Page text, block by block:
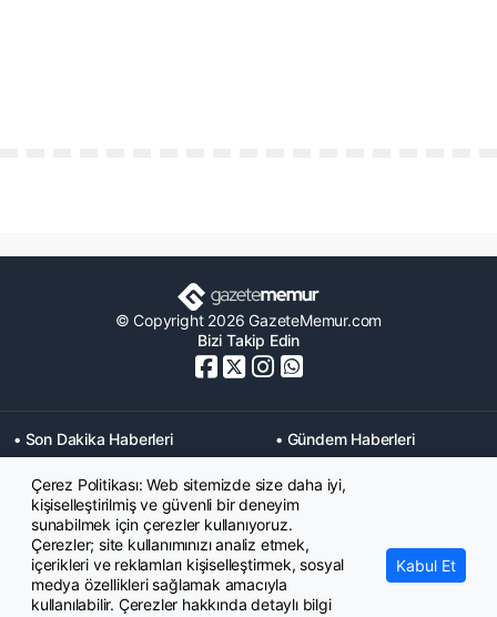
© Copyright 2026 GazeteMemur.com
Bizi Takip Edin
• Son Dakika Haberleri
• Gündem Haberleri
• Memurlar Haberleri
• KPSS Haberleri
• Ekonomi Haberleri
• Eğitim Haberleri
• Yaşam Haberleri
• Maaş Verileri Haberleri
• Mahkeme Kararları
Haberleri
Çerez Politikası: Web sitemizde size daha iyi,
kişiselleştirilmiş ve güvenli bir deneyim
sunabilmek için çerezler kullanıyoruz.
Çerezler; site kullanımınızı analiz etmek,
içerikleri ve reklamları kişiselleştirmek, sosyal
medya özellikleri sağlamak amacıyla
kullanılabilir. Çerezler hakkında detaylı bilgi
Kabul Et